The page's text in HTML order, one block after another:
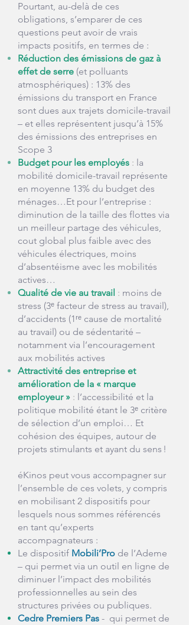
Pourtant, au-delà de ces
obligations, s’emparer de ces
questions peut avoir de vrais
impacts positifs, en termes de :
Réduction des émissions de gaz à
effet de serre (et polluants
atmosphériques) : 13% des
émissions du transport en France
sont dues aux trajets domicile-travail
– et elles représentent jusqu’à 15%
des émissions des entreprises en
Scope 3
Budget pour les employés : la
mobilité domicile-travail représente
en moyenne 13% du budget des
ménages…Et pour l’entreprise :
diminution de la taille des flottes via
un meilleur partage des véhicules,
cout global plus faible avec des
véhicules électriques, moins
d’absentéisme avec les mobilités
actives…
Qualité de vie au travail : moins de
stress (3ᵉ facteur de stress au travail),
d’accidents (1ʳᵉ cause de mortalité
au travail) ou de sédentarité –
notamment via l’encouragement
aux mobilités actives
Attractivité des entreprise et
amélioration de la « marque
employeur » : l’accessibilité et la
politique mobilité étant le 3ᵉ critère
de sélection d’un emploi… Et
cohésion des équipes, autour de
projets stimulants et ayant du sens !
éKinos peut vous accompagner sur
l’ensemble de ces volets, y compris
en mobilisant 2 dispositifs pour
lesquels nous sommes référencés
en tant qu’experts
accompagnateurs :
Le dispositif Mobili’Pro de l’Ademe
– qui permet via un outil en ligne de
diminuer l’impact des mobilités
professionnelles au sein des
structures privées ou publiques.
Cedre Premiers Pas - qui permet de